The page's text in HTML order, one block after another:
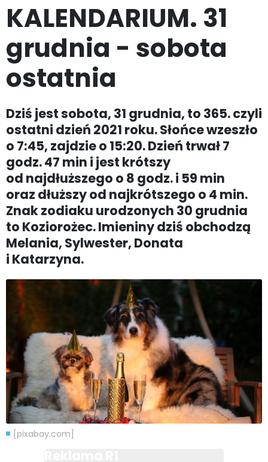
KALENDARIUM. 31
grudnia - sobota
ostatnia
Dziś jest sobota, 31 grudnia, to 365. czyli
ostatni dzień 2021 roku. Słońce wzeszło
o 7:45, zajdzie o 15:20. Dzień trwał 7
godz. 47 min i jest krótszy
od najdłuższego o 8 godz. i 59 min
oraz dłuższy od najkrótszego o 4 min.
Znak zodiaku urodzonych 30 grudnia
to Koziorożec. Imieniny dziś obchodzą
Melania, Sylwester, Donata
i Katarzyna.
[pixabay.com]